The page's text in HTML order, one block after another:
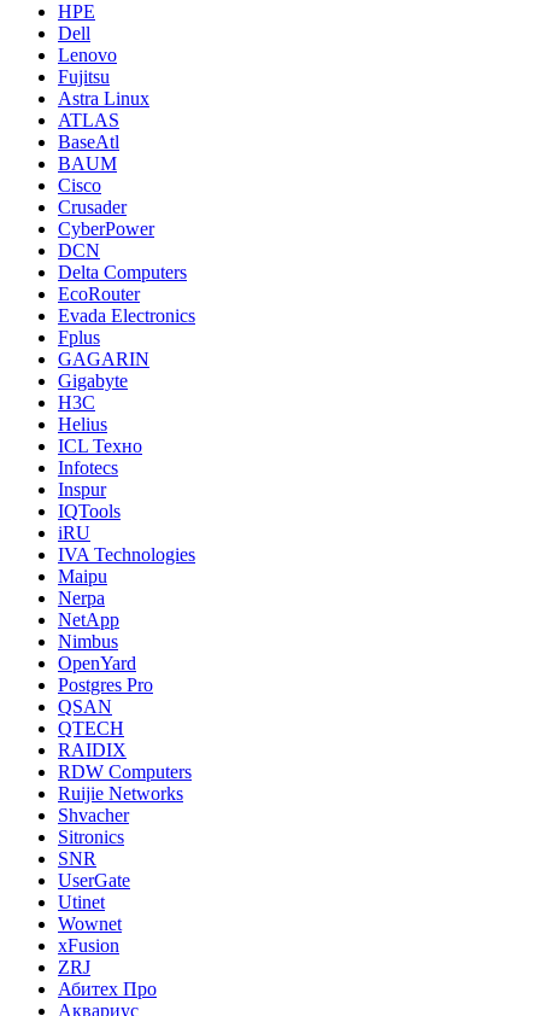
HPE
Dell
Lenovo
Fujitsu
Astra Linux
ATLAS
BaseAtl
BAUM
Cisco
Crusader
CyberPower
DCN
Delta Computers
EcoRouter
Evada Electronics
Fplus
GAGARIN
Gigabyte
H3C
Helius
ICL Техно
Infotecs
Inspur
IQTools
iRU
IVA Technologies
Maipu
Nerpa
NetApp
Nimbus
OpenYard
Postgres Pro
QSAN
QTECH
RAIDIX
RDW Computers
Ruijie Networks
Shvacher
Sitronics
SNR
UserGate
Utinet
Wownet
xFusion
ZRJ
Абитех Про
Аквариус